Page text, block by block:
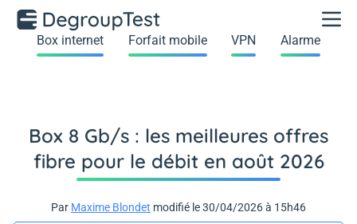
Box internet Forfait mobile VPN Alarme
Box 8 Gb/s : les meilleures offres
fibre pour le débit en août 2026
Par Maxime Blondet modifié le 30/04/2026 à 15h46